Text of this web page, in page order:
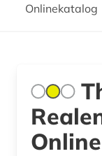
Onlinekatalog
Online